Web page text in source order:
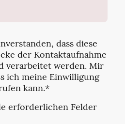
dass diese
der Kontaktaufnahme
verarbeitet werden. Mir
ich meine Einwilligung
kann.*
erforderlichen Felder